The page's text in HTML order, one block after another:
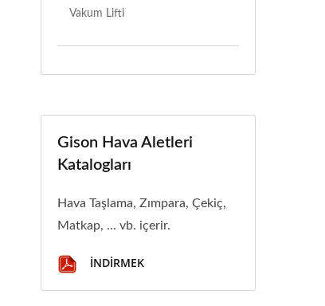
Vakum Lifti
Gison Hava Aletleri
Katalogları
Hava Taşlama, Zımpara, Çekiç,
Matkap, ... vb. içerir.
İNDIRMEK